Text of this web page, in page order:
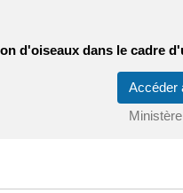
d'oiseaux dans le cadre
Accéder